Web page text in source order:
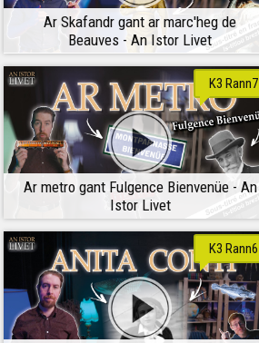
Ar Skafandr gant ar marc'heg de
Beauves - An Istor Livet
Ar metro gant Fulgence Bienvenüe - An
Istor Livet
K3 Rann7
K3 Rann6